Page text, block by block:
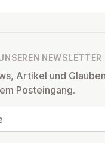
NEWSLETTER
Artikel und
Posteingang.